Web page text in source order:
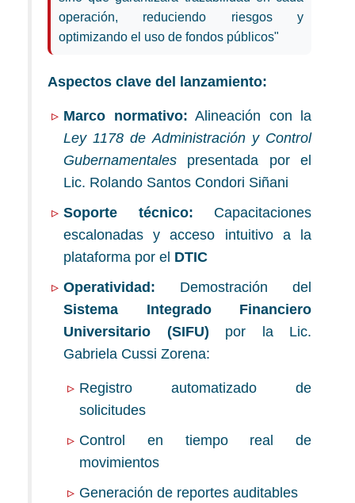
operación, reduciendo riesgos y
optimizando el uso de fondos públicos"
Aspectos clave del lanzamiento:
Marco normativo: Alineación con la
Ley 1178 de Administración y Control
Gubernamentales presentada por el
Lic. Rolando Santos Condori Siñani
Soporte técnico: Capacitaciones
escalonadas y acceso intuitivo a la
plataforma por el DTIC
Operatividad: Demostración del
Sistema Integrado Financiero
Universitario (SIFU) por la Lic.
Gabriela Cussi Zorena:
Registro automatizado de
solicitudes
Control en tiempo real de
movimientos
Generación de reportes auditables